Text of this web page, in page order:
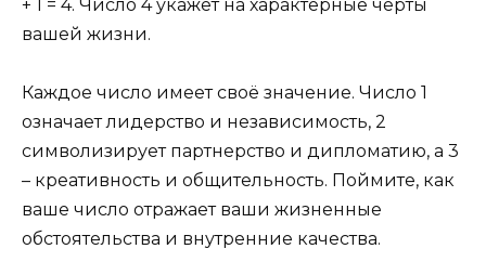
+ 1 = 4. Число 4 укажет на характерные черты
вашей жизни.
Каждое число имеет своё значение. Число 1
означает лидерство и независимость, 2
символизирует партнерство и дипломатию, а 3
– креативность и общительность. Поймите, как
ваше число отражает ваши жизненные
обстоятельства и внутренние качества.